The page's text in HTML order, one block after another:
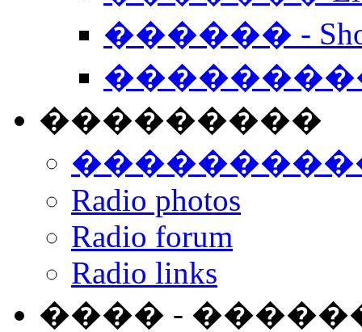
������ -
���������
Radio photos
Radio forum
Radio links
���� -